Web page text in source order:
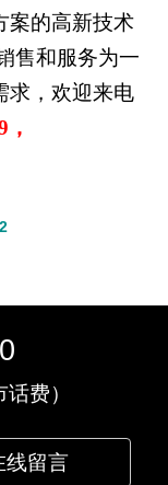
案的高新技术
售和服务为一
求，欢迎来电
费）
线留言